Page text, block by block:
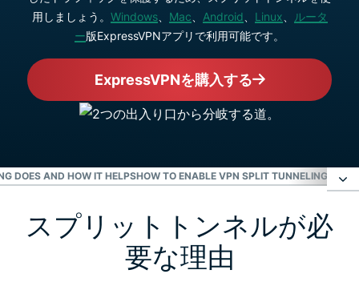
用しましょう。 Windows、 Mac Android Linux
ルータ
ー版ExpressVPNアプリで利用可能です。
ExpressVPNを購入する
DOES AND HOW IT HELPSHOW TO ENABLE VPN SPLIT TUNNELING ON
スプリットトンネルが必要な理由
スプリットトンネルにセキュリティリスクはあります
スプリットトンネルが必
要な理由